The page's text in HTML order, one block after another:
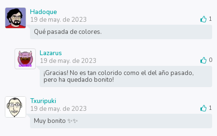
Hadoque
19 de may. de 2023
1
Qué pasada de colores.
Lazarus
19 de may. de 2023
0
¡Gracias! No es tan colorido como el del año pasado,
pero ha quedado bonito!
Txuripuki
19 de may. de 2023
1
Muy bonito ✨✨